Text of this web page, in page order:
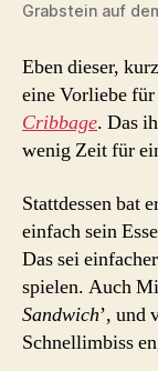
Grabstein auf
Eben dieser,
eine Vorliebe
Cribbage. Das
wenig Zeit für
Stattdessen bat
einfach sein
Das sei
spielen. Auch
Sandwich’, und
Schnellimbiss